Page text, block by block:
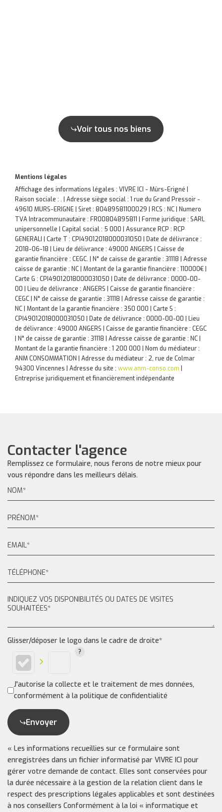
Voir tous nos biens
Mentions légales
Affichage des informations légales : VIVRE ICI - Mûrs-Erigné |
Raison sociale : . | Adresse siège social : 1 rue du Grand Pressoir -
49610 MURS-ERIGNE | Siret : 80489581100029 | RCS : NC | Numero
TVA Intracommunautaire : FR00804895811 | Forme juridique : SARL
unipersonnelle | Capital social : 5 000 | Assurance RCP : RCP
GENERALI | Carte T : CPI49012018000031050 | Date de délivrance :
2018-06-18 | Lieu de délivrance : 49000 ANGERS | Caisse de
garantie financière : CEGC. | N° de caisse de garantie : 31118 | Adresse
caisse de garantie : NC | Montant de la garantie financière : 110000€ |
Carte G : CPI49012018000031050 | Date de délivrance : 0000-00-
00 | Lieu de délivrance : ANGERS | Caisse de garantie financière :
CEGC | N° de caisse de garantie : 31118 | Adresse caisse de garantie :
NC | Montant de la garantie financière : 350 000 | Carte S :
CPI49012018000031050 | Date de délivrance : 0000-00-00 | Lieu
de délivrance : 49000 ANGERS | Caisse de garantie financière : CEGC
| N° de caisse de garantie : 31118 | Adresse caisse de garantie : NC |
Montant de la garantie financière : 1 200 000 | Nom du médiateur :
ANM CONSOMMATION | Adresse du médiateur : 2, rue de Colmar
94300 Vincennes | Adresse du site : www.anm-conso.com
Entreprise juridiquement et financièrement indépendante
Contacter l'agence
Remplissez ce formulaire, nous ferons de notre mieux pour
vous répondre dans les meilleurs délais.
Glisser/déposer le logo dans le cadre de droite*
J'autorise la collecte et le traitement de mes données,
conformément à la politique de confidentialité
Envoyer
« Les informations recueillies sur ce formulaire sont
enregistrées dans un fichier informatisé par VIVRE ICI pour
gérer votre demande de contact. Elles sont conservées pour
la durée nécessaire à la gestion de la relation client dans le
respect des prescriptions légales applicables et sont destinées
à nos conseillers Conformément à la loi « informatique et